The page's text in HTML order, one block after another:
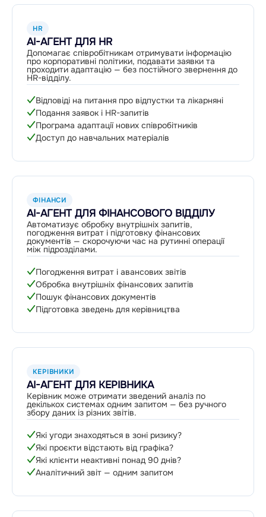
HR
AI-АГЕНТ ДЛЯ HR
Допомагає співробітникам отримувати інформацію
про корпоративні політики, подавати заявки та
проходити адаптацію — без постійного звернення до
HR-відділу.
Відповіді на питання про відпустки та лікарняні
Подання заявок і HR-запитів
Програма адаптації нових співробітників
Доступ до навчальних матеріалів
ФІНАНСИ
AI-АГЕНТ ДЛЯ ФІНАНСОВОГО ВІДДІЛУ
Автоматизує обробку внутрішніх запитів,
погодження витрат і підготовку фінансових
документів — скорочуючи час на рутинні операції
між підрозділами.
Погодження витрат і авансових звітів
Обробка внутрішніх фінансових запитів
Пошук фінансових документів
Підготовка зведень для керівництва
КЕРІВНИКИ
AI-АГЕНТ ДЛЯ КЕРІВНИКА
Керівник може отримати зведений аналіз по
декількох системах одним запитом — без ручного
збору даних із різних звітів.
Які угоди знаходяться в зоні ризику?
Які проєкти відстають від графіка?
Які клієнти неактивні понад 90 днів?
Аналітичний звіт — одним запитом